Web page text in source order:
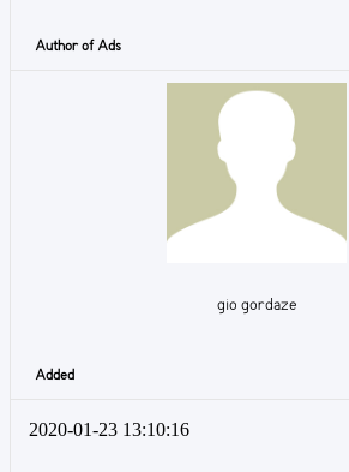
Author of Ads
gio gordaze
Added
2020-01-23 13:10:16